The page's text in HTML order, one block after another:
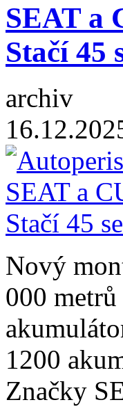
SEAT a
Stačí 45
archiv
Nový
000
1200
Značky